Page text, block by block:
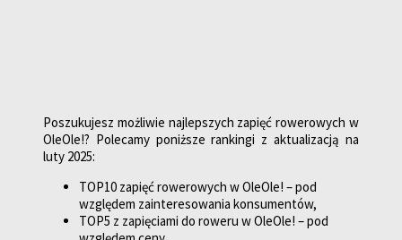
Poszukujesz możliwie najlepszych zapięć rowerowych w
OleOle!? Polecamy poniższe rankingi z aktualizacją na
luty 2025:
TOP10 zapięć rowerowych w OleOle! – pod
względem zainteresowania konsumentów,
TOP5 z zapięciami do roweru w OleOle! – pod